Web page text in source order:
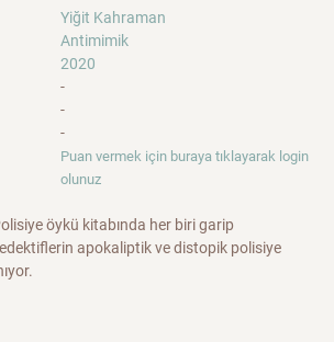
Yiğit Kahraman
Antimimik
2020
-
-
-
Puan vermek için buraya tıklayarak login
olunuz
öykü kitabında her biri garip
apokaliptik ve distopik polisiye